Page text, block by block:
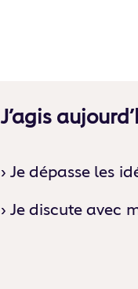
J’agis
› Je dépasse les
› Je discute avec